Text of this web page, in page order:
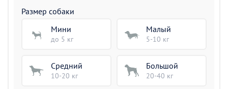
Размер собаки
Мини
до 5 кг
Малый
5-10 кг
Средний
10-20 кг
Большой
20-40 кг